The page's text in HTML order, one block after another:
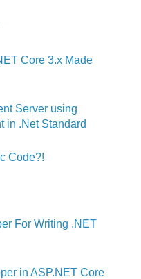
Core 3.x Made
Server using
in .Net Standard
Code?!
For Writing .NET
in ASP.NET Core